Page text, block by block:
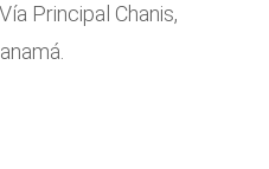
Principal Chanis,